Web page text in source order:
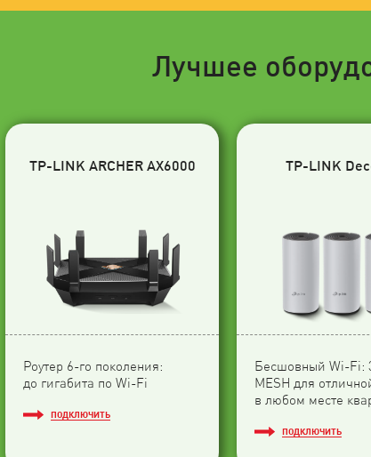
Лучшее
TP-LINK ARCHER AX6000
Роутер 6-го поколения:
до гигабита по Wi-Fi
ПОДКЛЮЧИТЬ
TP-LINK
Бесшовный Wi-Fi:
МESH для
в любом месте
ПОДКЛЮЧИТЬ